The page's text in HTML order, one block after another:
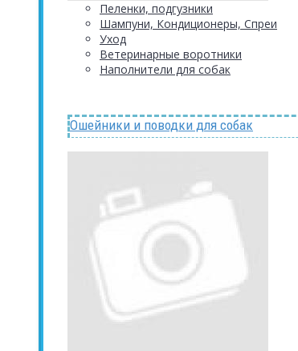
Пеленки, подгузники
Шампуни, Кондиционеры, Спреи
Уход
Ветеринарные воротники
Наполнители для собак
Ошейники и поводки для собак